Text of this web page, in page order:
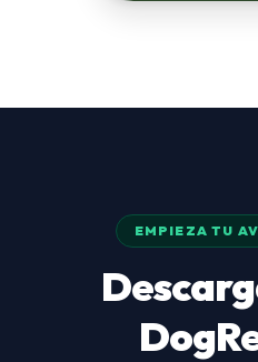
EMPIEZA TU